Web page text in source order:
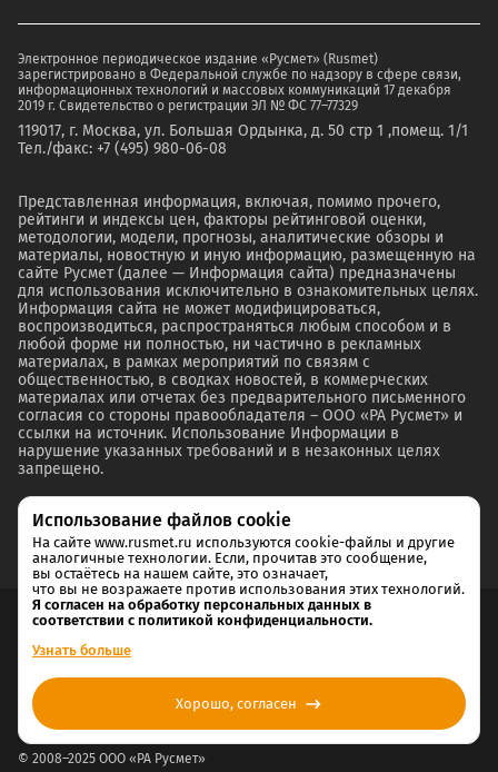
Электронное периодическое издание «Русмет» (Rusmet)
зарегистрировано в Федеральной службе по надзору в сфере связи,
информационных технологий и массовых коммуникаций 17 декабря
2019 г. Свидетельство о регистрации ЭЛ № ФС 77–77329
119017, г. Москва, ул. Большая Ордынка, д. 50 стр 1 ,помещ. 1/1
Тел./факс: +7 (495) 980-06-08
Представленная информация, включая, помимо прочего,
рейтинги и индексы цен, факторы рейтинговой оценки,
методологии, модели, прогнозы, аналитические обзоры и
материалы, новостную и иную информацию, размещенную на
сайте Русмет (далее — Информация сайта) предназначены
для использования исключительно в ознакомительных целях.
Информация сайта не может модифицироваться,
воспроизводиться, распространяться любым способом и в
любой форме ни полностью, ни частично в рекламных
материалах, в рамках мероприятий по связям с
общественностью, в сводках новостей, в коммерческих
материалах или отчетах без предварительного письменного
согласия со стороны правообладателя – ООО «РА Русмет» и
ссылки на источник. Использование Информации в
нарушение указанных требований и в незаконных целях
запрещено.
© 2008–2025 ООО «РА Русмет»
Согласие на обработку и хранение персональных данных
Политика конфиденциальности
Использование файлов cookie
На сайте www.rusmet.ru используются cookie-файлы и другие
аналогичные технологии. Если, прочитав это сообщение,
вы остаётесь на нашем сайте, это означает,
что вы не возражаете против использования этих технологий.
Я согласен на обработку персональных данных в
соответствии с политикой конфиденциальности.
Узнать больше
Хорошо, согласен